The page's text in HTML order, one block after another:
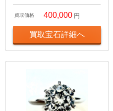
買取価格 400,000 円
買取宝石詳細へ